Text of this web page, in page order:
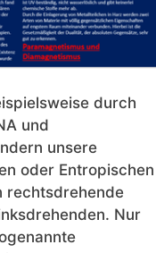
durch
und
unsere
oder Entropischen
rechtsdrehende
Nur